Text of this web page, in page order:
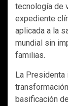
tecnología de
expediente
aplicada a la
mundial sin
familias.
La
basificación